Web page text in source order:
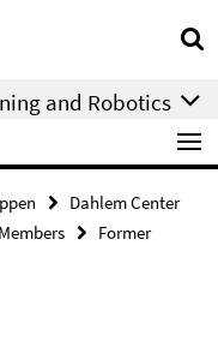
and Robotics
Dahlem Center
Members
Former